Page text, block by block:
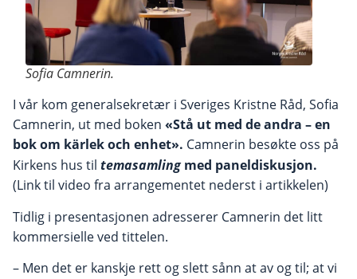
Sofia Camnerin.
I vår kom generalsekretær i Sveriges Kristne Råd, Sofia
Camnerin, ut med boken «Stå ut med de andra – en
bok om kärlek och enhet». Camnerin besøkte oss på
Kirkens hus til temasamlingmed paneldiskusjon.
(Link til video fra arrangementet nederst i artikkelen)
Tidlig i presentasjonen adresserer Camnerin det litt
kommersielle ved tittelen.
– Men det er kanskje rett og slett sånn at av og til; at vi